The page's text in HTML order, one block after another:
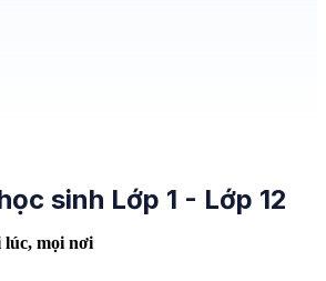
sinh Lớp 1 - Lớp 12
lúc, mọi nơi